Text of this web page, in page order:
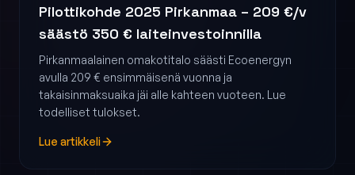
Pilottikohde 2025 Pirkanmaa – 209 €/v
säästö 350 € laiteinvestoinnilla
Pirkanmaalainen omakotitalo säästi Ecoenergyn
avulla 209 € ensimmäisenä vuonna ja
takaisinmaksuaika jäi alle kahteen vuoteen. Lue
todelliset tulokset.
Lue artikkeli